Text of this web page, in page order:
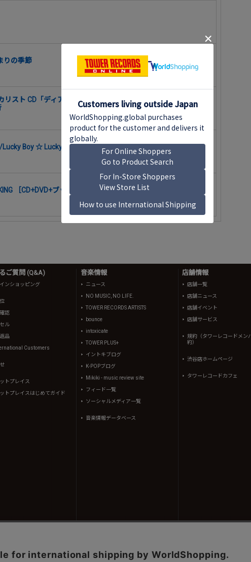
りの季節
リスト CD「ディア ヴォーカリスト Evolve」エントリーNo.5 モモ
Boy ☆ Lucky Days
［CD+DVD+ブックレット］＜限定盤TYPE-A＞
ご質問 (Q&A)
ンショッピング
認
ル
品
Customers
トプレイス
トプレイスはじめてガイド
音楽情報
ニュース
NO MUSIC, NO LIFE.
TOWER RECORDS ARTISTS
bounce
intoxicate
TOWER PLUS+
イントキブログ
K-POPブログ
Mikiki - music review site
フィード一覧
ソーシャルメディア一覧
音楽情報データベース
店舗情報
店舗一覧
店舗ニュース
店舗イベント
店舗サービス
規約（タワーレコードメン
約）
渋谷店ホームページ
タワーレコードカフェ